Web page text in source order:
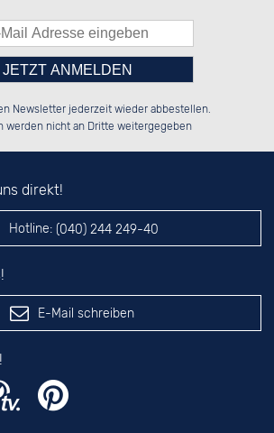
Bitte tragen Sie die Zahl in
das nebenstehende Feld ein.
Newsletter jederzeit wieder abbestellen.
werden nicht an Dritte weitergegeben
direkt!
Hotline: (040) 244 249-40
E-Mail schreiben